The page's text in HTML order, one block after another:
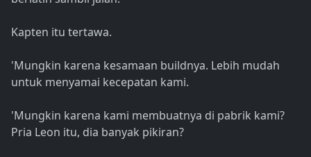
Kapten itu tertawa.
'Mungkin karena kesamaan buildnya. Lebih mudah
untuk menyamai kecepatan kami.
'Mungkin karena kami membuatnya di pabrik kami?
Pria Leon itu, dia banyak pikiran?